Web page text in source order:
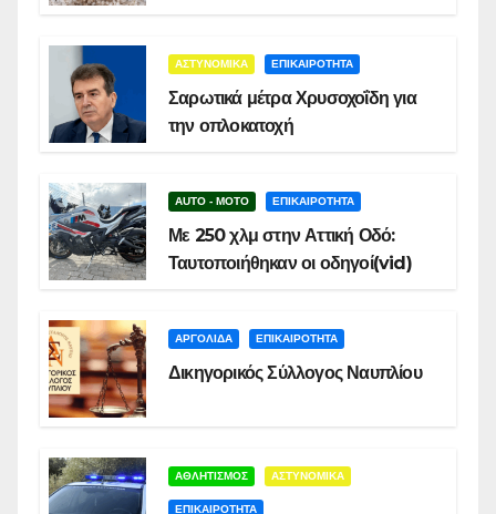
ΑΣΤΥΝΟΜΙΚΑ ΕΠΙΚΑΙΡΟΤΗΤΑ
Σαρωτικά μέτρα Χρυσοχοΐδη για
την οπλοκατοχή
AUTO - MOTO ΕΠΙΚΑΙΡΟΤΗΤΑ
Με 250 χλμ στην Αττική Οδό:
Ταυτοποιήθηκαν οι οδηγοί(vid)
ΑΡΓΟΛΙΔΑ ΕΠΙΚΑΙΡΟΤΗΤΑ
Δικηγορικός Σύλλογος Ναυπλίου
ΑΘΛΗΤΙΣΜΟΣ ΑΣΤΥΝΟΜΙΚΑ
ΕΠΙΚΑΙΡΟΤΗΤΑ